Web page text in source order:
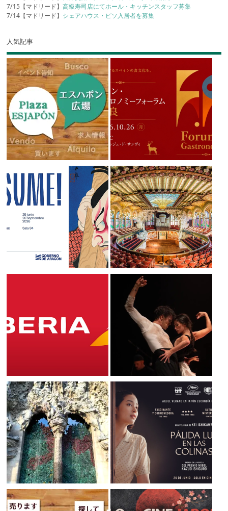
7/15【マドリード】高級寿司店にてホール・キッチンスタッフ募集
7/14【マドリード】 シェアハウス・ピソ入居者を募集
人気記事